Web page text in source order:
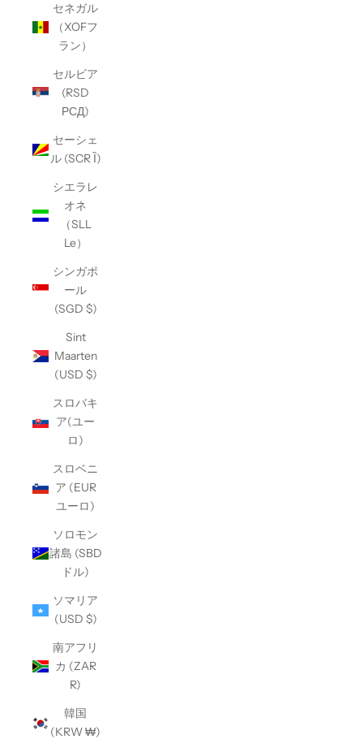
セネガル
（XOFフ
ラン）
セルビア
(RSD
РСД)
セーシェ
ル (SCR Ȉ)
シエラレ
オネ
（SLL
Le）
シンガポ
ール
(SGD $)
Sint
Maarten
(USD $)
スロバキ
ア(ユー
ロ)
スロベニ
ア (EUR
ユーロ)
ソロモン
諸島 (SBD
ドル)
ソマリア
(USD $)
南アフリ
カ (ZAR
R)
韓国
(KRW ₩)